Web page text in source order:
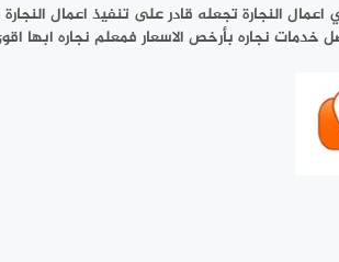
النجارة تجعله قادر على تنفيذ اعمال
خدمات نجاره بأرخص الاسعار فمعلم نجاره ابها